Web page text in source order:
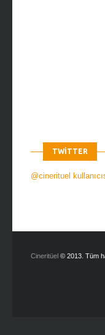
TWITTER
@cinerituel
Cineritüel © 2013. Tüm